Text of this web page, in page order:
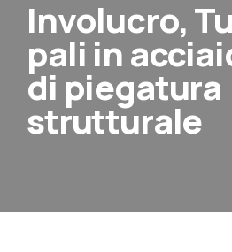
Involucro,
pali in
di piegatura
strutturale